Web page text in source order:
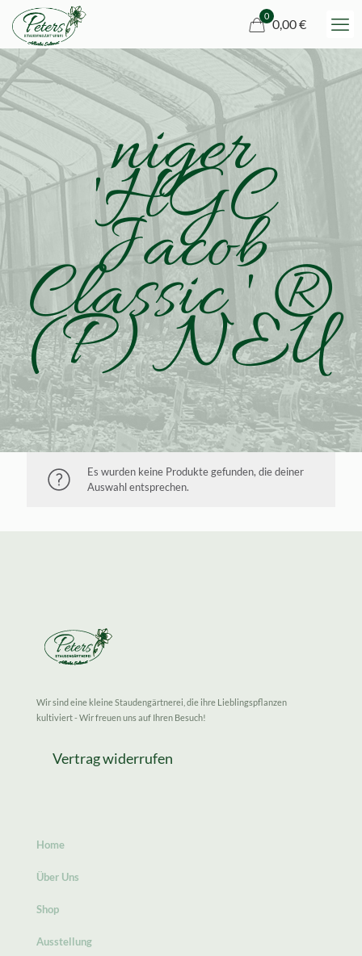
0
0,00 €
niger
'HGC
Jacob
Classic ' ®
(P) NEU
Es wurden keine Produkte gefunden, die deiner
Auswahl entsprechen.
Wir sind eine kleine Staudengärtnerei, die ihre Lieblingspflanzen
kultiviert - Wir freuen uns auf Ihren Besuch!
Vertrag widerrufen
Home
Über Uns
Shop
Ausstellung